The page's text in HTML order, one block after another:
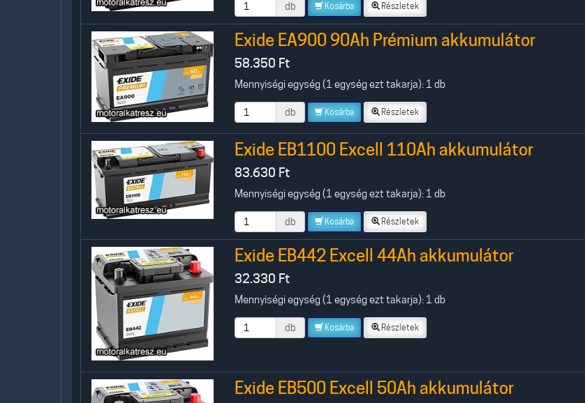
db Kosárba Részletek
Exide EA900 90Ah Prémium akkumulátor
58.350 Ft
Mennyiségi egység (1 egység ezt takarja): 1 db
db Kosárba Részletek
Exide EB1100 Excell 110Ah akkumulátor
83.630 Ft
Mennyiségi egység (1 egység ezt takarja): 1 db
db Kosárba Részletek
Exide EB442 Excell 44Ah akkumulátor
32.330 Ft
Mennyiségi egység (1 egység ezt takarja): 1 db
db Kosárba Részletek
Exide EB500 Excell 50Ah akkumulátor